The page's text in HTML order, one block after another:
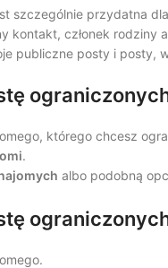
szczególnie przydatna
kontakt, członek
publiczne posty i posty,
którego chcesz
.
albo podobną